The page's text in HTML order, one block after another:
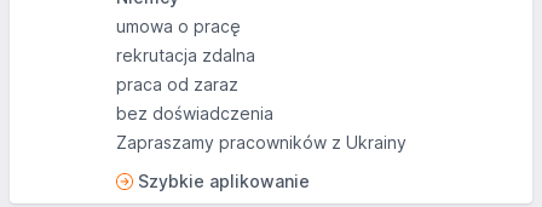
umowa o pracę
rekrutacja zdalna
praca od zaraz
bez doświadczenia
Zapraszamy pracowników z Ukrainy
Szybkie aplikowanie